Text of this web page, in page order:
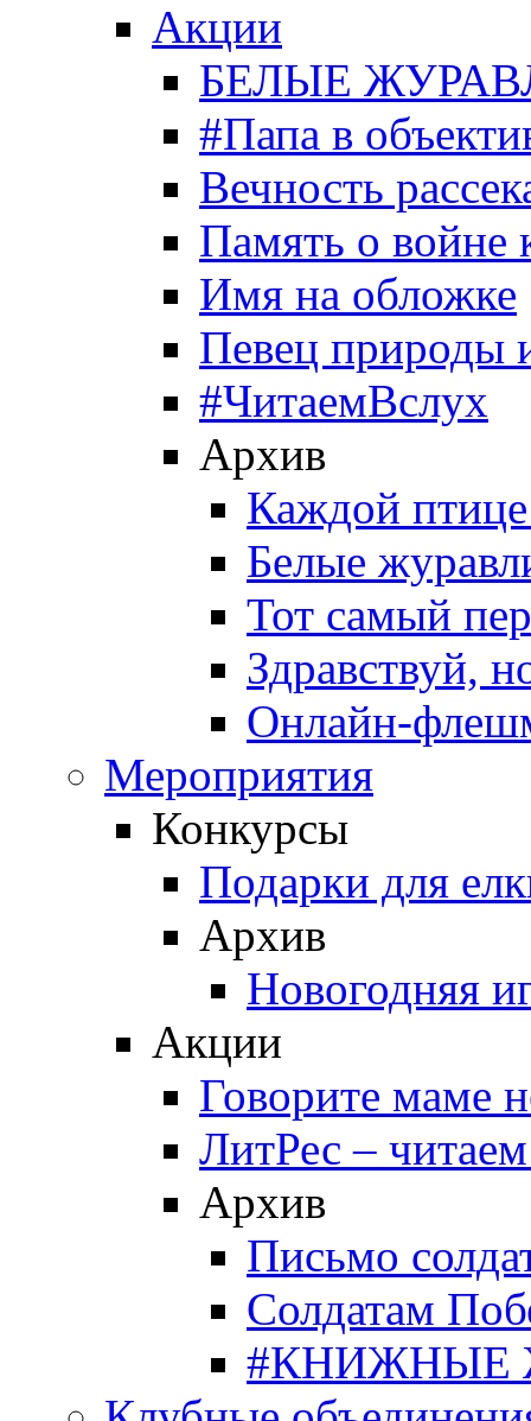
Акции
БЕЛЫЕ
#Папа в
Вечность
Память о войне
Имя на обложке
Певец природы
#ЧитаемВслух
Архив
Каждой
Белые
Тот самый
Здравствуй,
Онлайн-
Мероприятия
Конкурсы
Подарки для
Архив
Новогодняя
Акции
Говорите маме
ЛитРес –
Архив
Письмо
Солдатам
#КНИЖНЫЕ